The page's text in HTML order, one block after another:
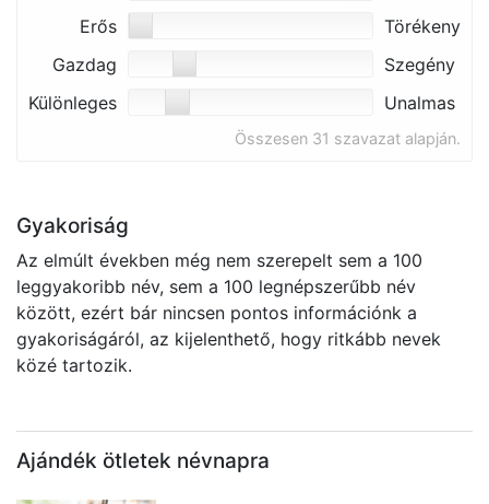
Erős
Törékeny
Gazdag
Szegény
Különleges
Unalmas
Összesen 31 szavazat alapján.
Gyakoriság
Az elmúlt években még nem szerepelt sem a 100
leggyakoribb név, sem a 100 legnépszerűbb név
között, ezért bár nincsen pontos információnk a
gyakoriságáról, az kijelenthető, hogy ritkább nevek
közé tartozik.
Ajándék ötletek névnapra